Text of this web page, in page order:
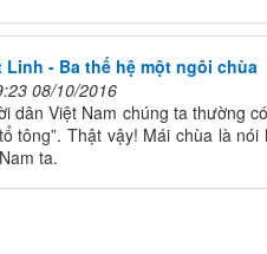
Linh - Ba thế hệ một ngôi chùa
08/10/2016
dân Việt Nam chúng ta thường
tông”. Thật vậy! Mái chùa là
ta.